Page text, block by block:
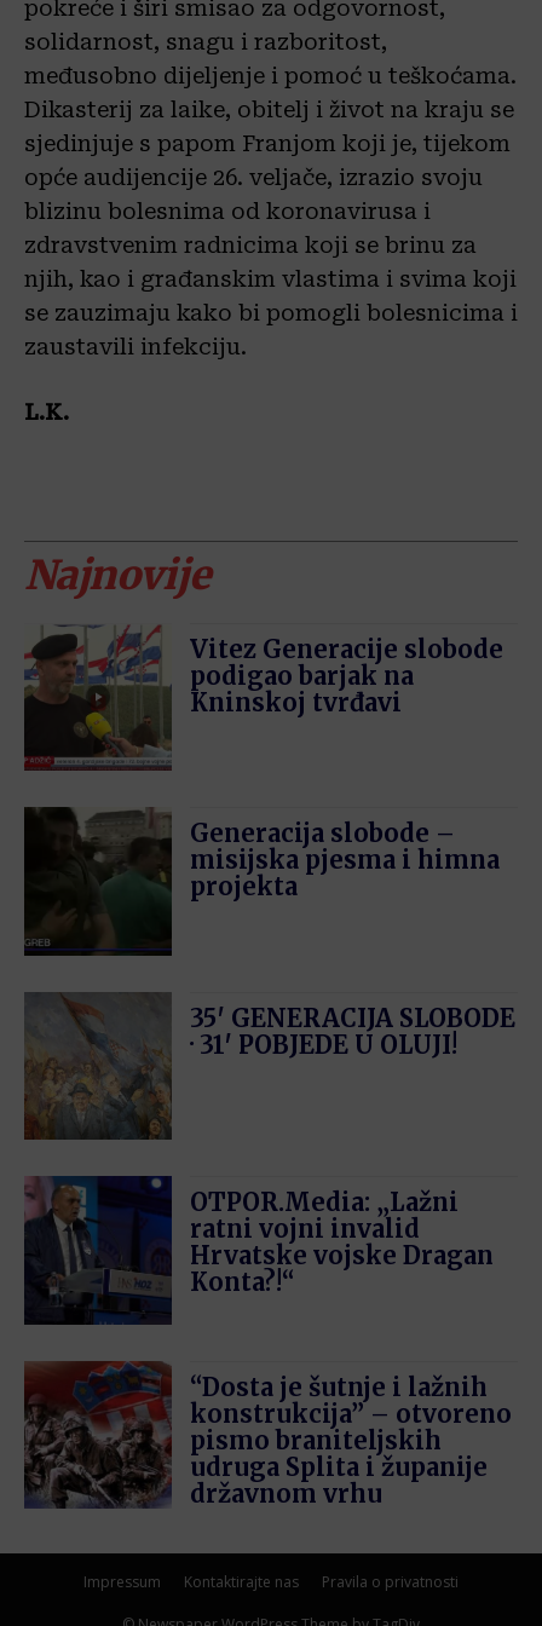
pokreće i širi smisao za odgovornost,
solidarnost, snagu i razboritost,
međusobno dijeljenje i pomoć u teškoćama.
Dikasterij za laike, obitelj i život na kraju se
sjedinjuje s papom Franjom koji je, tijekom
opće audijencije 26. veljače, izrazio svoju
blizinu bolesnima od koronavirusa i
zdravstvenim radnicima koji se brinu za
njih, kao i građanskim vlastima i svima koji
se zauzimaju kako bi pomogli bolesnicima i
zaustavili infekciju.
L.K.
Najnovije
Vitez Generacije slobode
podigao barjak na
Kninskoj tvrđavi
Generacija slobode –
misijska pjesma i himna
projekta
35′ GENERACIJA SLOBODE
· 31′ POBJEDE U OLUJI!
OTPOR.Media: „Lažni
ratni vojni invalid
Hrvatske vojske Dragan
Konta?!“
“Dosta je šutnje i lažnih
konstrukcija” – otvoreno
pismo braniteljskih
udruga Splita i županije
državnom vrhu
Impressum Kontaktirajte nas Pravila o privatnosti